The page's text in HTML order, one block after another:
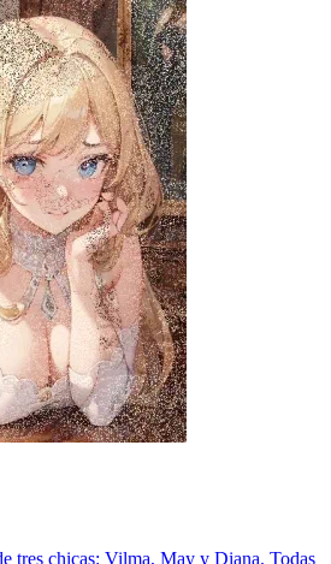
tres chicas: Vilma, May y Diana. Todas